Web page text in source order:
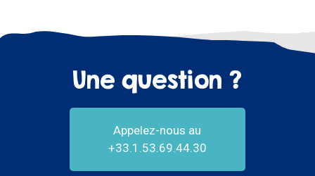
Une question ?
Appelez-nous au
+33.1.53.69.44.30